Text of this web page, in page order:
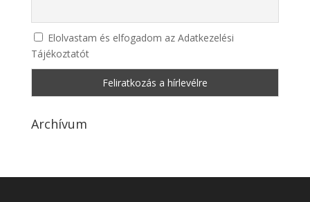
Elolvastam és elfogadom az Adatkezelési
Tájékoztatót
Archívum